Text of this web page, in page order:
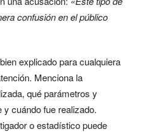
confusión en el público
explicado para cualquiera
Menciona la
qué parámetros y
y cuándo fue realizado.
o estadístico puede